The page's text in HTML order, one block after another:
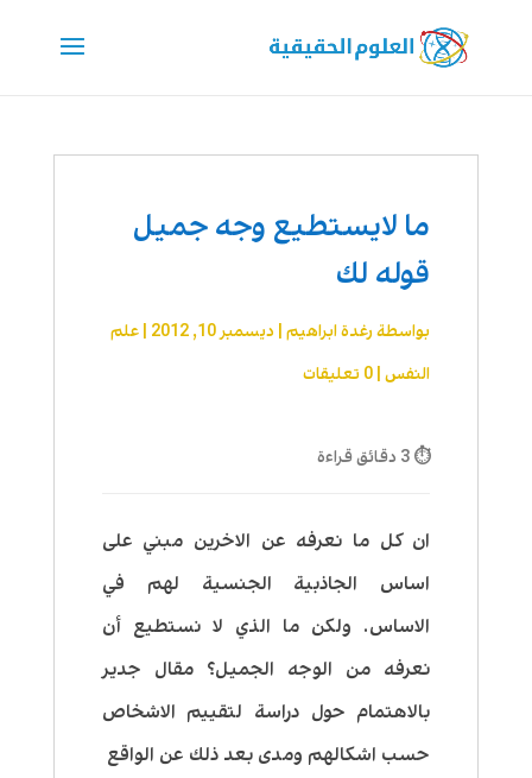
ما لايستطيع وجه جميل
قوله لك
بواسطة رغدة ابراهيم| ديسمبر 10, 2012
علم
النفس| 0 تعليقات
⏱ 3 دقائق قراءة
ان كل ما نعرفه عن الاخرين مبني على
اساس الجاذبية الجنسية لهم في
الاساس. ولكن ما الذي لا نستطيع أن
نعرفه من الوجه الجميل؟ مقال جدير
بالاهتمام حول دراسة لتقييم الاشخاص
حسب اشكالهم ومدى بعد ذلك عن الواقع